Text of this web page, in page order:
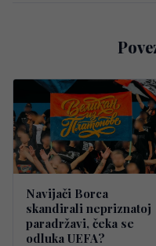
Navijači Borca
skandirali nepriznatoj
paradržavi, čeka se
odluka UEFA?